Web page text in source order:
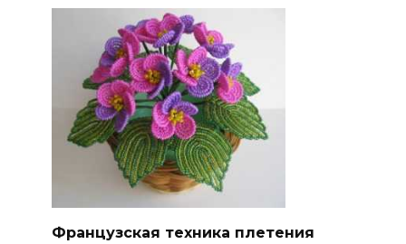
Французская техника плетения